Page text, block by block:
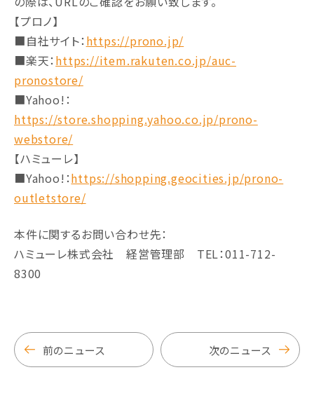
【プロノ】
■自社サイト： https://prono.jp/
■楽天： https://item.rakuten.co.jp/auc-
pronostore/
■Yahoo!：
https://store.shopping.yahoo.co.jp/prono-
webstore/
【ハミューレ】
■Yahoo!：https://shopping.geocities.jp/prono-
outletstore/
本件に関するお問い合わせ先：
ハミューレ株式会社 経営管理部 TEL：011-712-
8300
前のニュース 次のニュース